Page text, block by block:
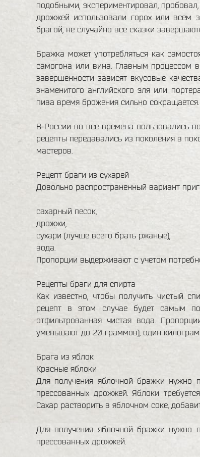
подобными, экспериментировал,
дрожжей использовали горох или всем
брагой, не случайно все сказки
Бражка может употребляться как
самогона или вина. Главным процессом
завершенности зависят вкусовые
знаменитого английского эля или
пива время брожения сильно сокращается.
В России во все времена пользовались
рецепты передавались из поколения в
мастеров.
Рецепт браги из сухарей
Довольно распространенный вариант
сахарный песок,
дрожжи,
сухари (лучше всего брать ржаные),
вода.
Пропорции выдерживают с учетом
Рецепты браги для спирта
Как известно, чтобы получить чистый
рецепт в этом случае будет самым
отфильтрованная чистая вода.
уменьшают до 20 граммов), один
Брага из яблок
Красные яблоки
Для получения яблочной бражки нужно
прессованных дрожжей. Яблоки
Сахар растворить в яблочном соке,
Для получения яблочной бражки нужно
прессованных дрожжей.